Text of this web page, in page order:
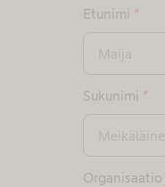
Etunimi *
Sukunimi *